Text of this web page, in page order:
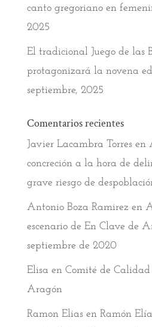
canto gregoriano en
2025
El tradicional Juego de las
protagonizará la novena
septiembre, 2025
Comentarios recientes
Javier Lacambra Torresen
concreción a la hora de
grave riesgo de
Antonio Boza Ramirez en
escenario de En Clave de
septiembre de 2020
Elisa en Comité de
Aragón
Ramon Eliasen Ramón